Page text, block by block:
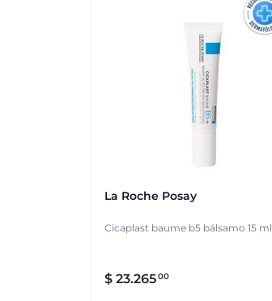
La Roche Posay
Cicaplast baume b5 bálsamo 15 ml
$ 23.26500